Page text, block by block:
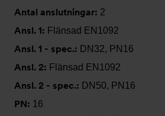
Antal anslutningar: 2
Ansl. 1: Flänsad EN1092
Ansl. 1 - spec.: DN32, PN16
Ansl. 2: Flänsad EN1092
Ansl. 2 - spec.: DN50, PN16
PN: 16